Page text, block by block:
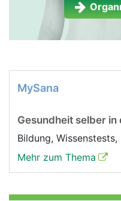
MySana
Gesundheit selber in
Bildung,
Mehr zum Thema